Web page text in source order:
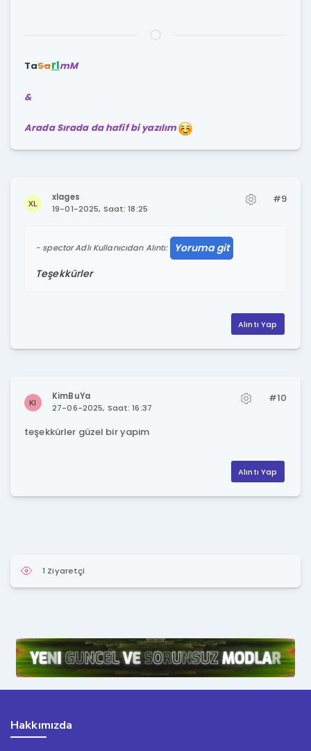
TaSarImM
&
Arada Sırada da hafif bi yazılım
xlages
19-01-2025, Saat: 18:25
#9
spector Adlı Kullanıcıdan Alıntı:
Yoruma git
Teşekkürler
Alıntı Yap
KimBuYa
27-06-2025, Saat: 16:37
#10
teşekkürler güzel bir yapim
Alıntı Yap
1 Ziyaretçi
Hakkımızda